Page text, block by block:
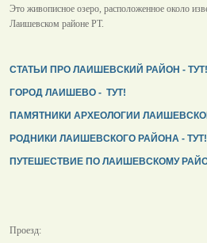
Это живописное озеро, расположенное около
Лаишевском районе РТ.
СТАТЬИ ПРО ЛАИШЕВСКИЙ РАЙОН - ТУТ!
ГОРОД ЛАИШЕВО - ТУТ!
ПАМЯТНИКИ АРХЕОЛОГИИ
РОДНИКИ ЛАИШЕВСКОГО РАЙОНА - ТУТ!
ПУТЕШЕСТВИЕ ПО ЛАИШЕВСКОМУ
Проезд: